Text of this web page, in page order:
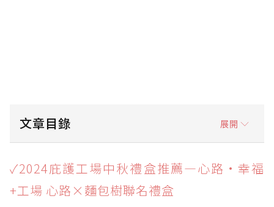
文章目錄 展開
✓2024庇護工場中秋禮盒推薦—心路•幸福+工
場 心路×麵包樹聯名禮盒
✓2024庇護工場中秋禮盒推薦—愛不囉嗦 熊抱
✓2024庇護工場中秋禮盒推薦—心路•幸福
+工場 心路×麵包樹聯名禮盒